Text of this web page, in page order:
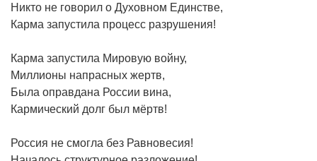
Никто не говорил о Духовном Единстве,
Карма запустила процесс разрушения!
Карма запустила Мировую войну,
Миллионы напрасных жертв,
Была оправдана России вина,
Кармический долг был мёртв!
Россия не смогла без Равновесия!